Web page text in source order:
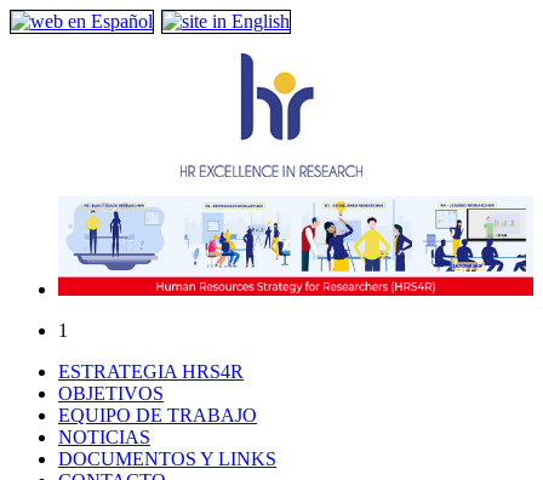
1
ESTRATEGIA HRS4R
OBJETIVOS
EQUIPO DE TRABAJO
NOTICIAS
DOCUMENTOS Y LINKS